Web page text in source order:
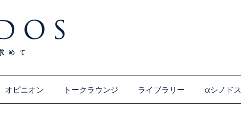
オピニオン トークラウンジ ライブラリー αシノドス